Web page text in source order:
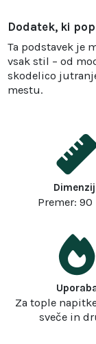
Dodatek, ki
Ta podstavek je
vsak stil – od
skodelico
mestu.
Premer: 90
Za tople
sveče in